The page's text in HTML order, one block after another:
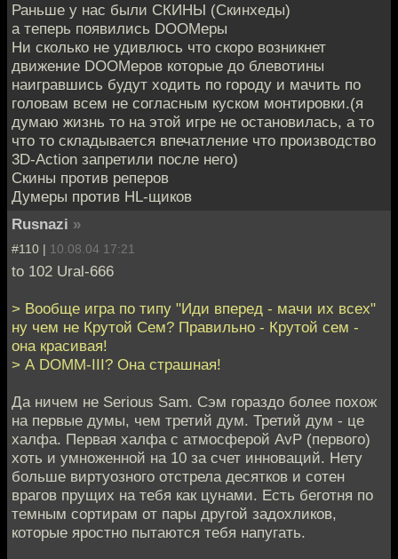
Раньше у нас были СКИНЫ (Скинхеды)
а теперь появились DOOMеры
Ни сколько не удивлюсь что скоро возникнет
движение DOOMеров которые до блевотины
наигравшись будут ходить по городу и мачить по
головам всем не согласным куском монтировки.(я
думаю жизнь то на этой игре не остановилась, а то
что то складывается впечатление что производство
3D-Action запретили после него)
Скины против реперов
Думеры против HL-щиков
Rusnazi »
#110 | 10.08.04 17:21
to 102 Ural-666
> Вообще игра по типу "Иди вперед - мачи их всех"
ну чем не Крутой Сем? Правильно - Крутой сем -
она красивая!
> А DOMM-III? Она страшная!
Да ничем не Serious Sam. Сэм гораздо более похож
на первые думы, чем третий дум. Третий дум - це
халфа. Первая халфа с атмосферой AvP (первого)
хоть и умноженной на 10 за счет инноваций. Нету
больше виртуозного отстрела десятков и сотен
врагов прущих на тебя как цунами. Есть беготня по
темным сортирам от пары другой задохликов,
которые яростно пытаются тебя напугать.